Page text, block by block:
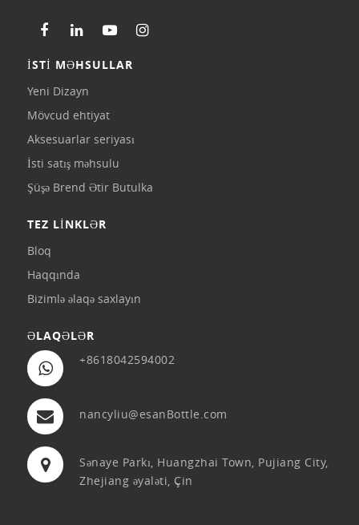
İSTİ MƏHSULLAR
Yeni Dizayn
Mövcud ehtiyat
Aksesuarlar seriyası
İsti satış məhsulu
Şüşə Brend Ətir Butulka
TEZ LİNKLƏR
Bloq
Haqqında
Bizimlə əlaqə saxlayın
ƏLAQƏLƏR
+8618042594002
nancyliu@esanBottle.com
Sənaye Parkı, Huangzhai Town, Pujiang City,
Zhejiang əyaləti, Çin